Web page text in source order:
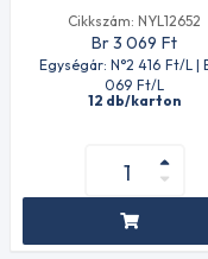
Cikkszám: NYL12652
Br 3 069 Ft
Egységár: N°2 416 Ft/L |
069 Ft/L
12 db/karton